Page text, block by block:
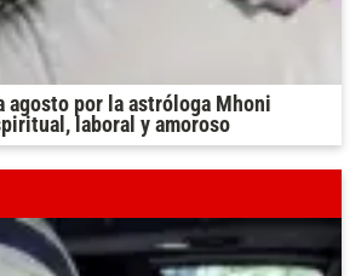
agosto por la astróloga Mhoni
laboral y amoroso